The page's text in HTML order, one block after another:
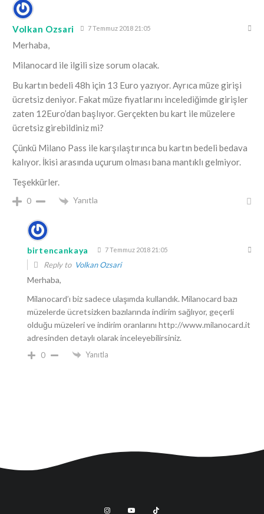
Volkan Ozsari 7 Temmuz 2018 21:05
Merhaba,
Milanocard ile ilgili size sorum olacak.
Bu kartın bedeli 48h için 13 Euro yazıyor. Ayrıca müze girişi
ücretsiz deniyor. Fakat müze fiyatlarını incelediğimde girişler
zaten 12Euro’dan başlıyor. Gerçekten bu kart ile müzelere
ücretsiz girebildiniz mi?
Çünkü Milano Pass ile karşılaştırınca bu kartın bedeli bedava
kalıyor. İkisi arasında uçurum olması bana mantıklı gelmiyor.
Teşekkürler.
0 Yanıtla
birtencankaya 7 Temmuz 2018 21:05
Reply to Volkan Ozsari
Merhaba,
Milanocard’ı biz sadece ulaşımda kullandık. Milanocard bazı
müzelerde ücretsizken bazılarında indirim sağlıyor, geçerli
olduğu müzeleri ve indirim oranlarını http://www.milanocard.it
adresinden detaylı olarak inceleyebilirsiniz.
0 Yanıtla